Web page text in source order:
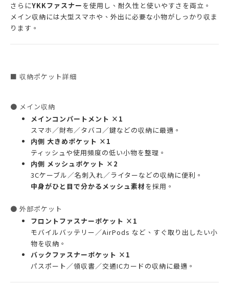
さらにYKKファスナー を使用し、耐久性と使いやすさを両立。
メイン収納には大型スマホや、外出に必要な小物がしっかり収ま
ります。
■ 収納ポケット詳細
● メイン収納
メインコンパートメント ×1
スマホ／財布／タバコ／鍵などの収納に最適。
内側 大きめポケット ×1
ティッシュや使用頻度の低い小物を整理。
内側 メッシュポケット ×2
3Cケーブル／名刺入れ／ライターなどの収納に便利。
中身がひと目で分かるメッシュ素材を採用。
● 外部ポケット
フロントファスナーポケット ×1
モバイルバッテリー／AirPods など、すぐ取り出したい小
物を収納。
バックファスナーポケット ×1
パスポート／領収書／交通ICカードの収納に最適。